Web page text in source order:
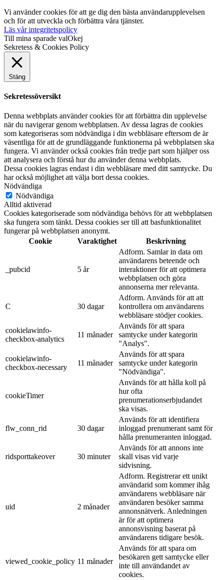
Vi använder cookies för att ge dig den bästa användarupplevelsen
och för att utveckla och förbättra våra tjänster.
Läs vår integritetspolicy
Till mina sparade valOkej
Sekretess & Cookies Policy
Stäng
Sekretessöversikt
Denna webbplats använder cookies för att förbättra din upplevelse
när du navigerar genom webbplatsen. Av dessa lagras de cookies
som kategoriseras som nödvändiga i din webbläsare eftersom de är
väsentliga för att de grundläggande funktionerna på webbplatsen ska
fungera. Vi använder också cookies från tredje part som hjälper oss
att analysera och förstå hur du använder denna webbplats.
Dessa cookies lagras endast i din webbläsare med ditt samtycke. Du
har också möjlighet att välja bort dessa cookies.
Nödvändiga
Nödvändiga
Alltid aktiverad
Cookies kategoriserade som nödvändiga behövs för att webbplatsen
ska fungera som tänkt. Dessa cookies ser till att basfunktionalitet
fungerar på webbplatsen anonymt.
Cookie
Varaktighet Beskrivning
_pubcid 5 år
Adform. Samlar in data om
användarens beteende och
interaktioner för att optimera
webbplatsen och göra
annonserna mer relevanta.
C 30 dagar
Adform. Används för att att
kontrollera om användarens
webbläsare stödjer cookies.
cookielawinfo-
checkbox-analytics
11 månader
Används för att spara
samtycke under kategorin
"Analys".
cookielawinfo-
checkbox-necessary
11 månader
Används för att spara
samtycke under kategorin
"Nödvändiga".
cookieTimer
Används för att hålla koll på
hur ofta
prenumerationserbjudandet
ska visas.
flw_conn_rid 30 dagar
Används för att identifiera
inloggad prenumerant samt för
hålla prenumeranten inloggad.
ridsporttakeover 30 minuter
Används för att annons inte
skall visas vid varje
sidvisning.
uid 2 månader
Adform. Registrerar ett unikt
användarid som kommer ihåg
användarens webbläsare när
användaren besöker samma
annonsnätverk. Anledningen
är för att optimera
annonsvisning baserat på
användarens tidigare besök.
viewed_cookie_policy 11 månader
Används för att spara om
besökaren gett samtycke eller
inte till användandet av
cookies.